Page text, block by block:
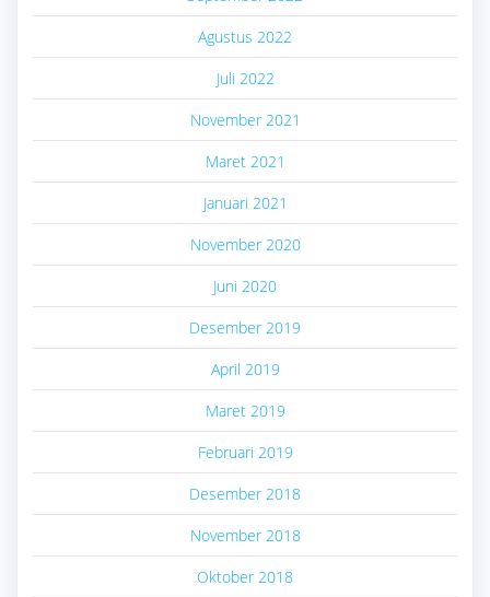
Agustus 2022
Juli 2022
November 2021
Maret 2021
Januari 2021
November 2020
Juni 2020
Desember 2019
April 2019
Maret 2019
Februari 2019
Desember 2018
November 2018
Oktober 2018